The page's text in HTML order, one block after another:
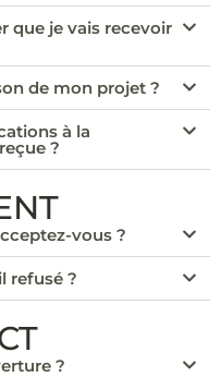
que je vais recevoir
de mon projet ?
à la
?
vous ?
refusé ?
?